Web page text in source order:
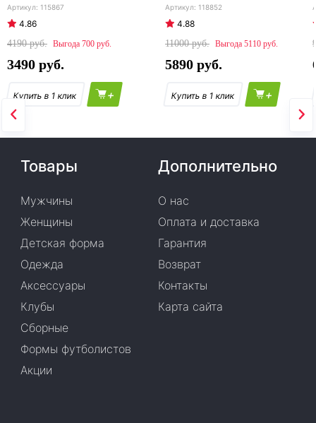
115867
4.86
4190
700
3490
+
118852
4.88
11000
5110
5890
+
Товары
Мужчины
Женщины
Детская форма
Одежда
Аксессуары
Клубы
Сборные
Формы футболистов
Акции
Дополнительно
О нас
Оплата и доставка
Гарантия
Возврат
Контакты
Карта сайта